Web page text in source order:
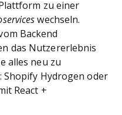
Plattform zu einer
wechseln.
Backend
das Nutzererlebnis
alles neu zu
Shopify Hydrogen oder
React +